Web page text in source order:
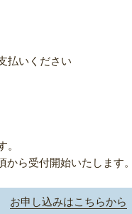
払いください
から受付開始いたします。
お申し込みはこちらから